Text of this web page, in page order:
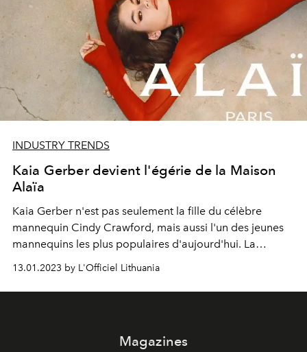
INDUSTRY TRENDS
Kaia Gerber devient l'égérie de la Maison
Alaïa
Kaia Gerber n'est pas seulement la fille du célèbre
mannequin Cindy Crawford, mais aussi l'un des jeunes
mannequins les plus populaires d'aujourd'hui. La
dernière apparition remarquée de la jeune fille est une
campagne printanière pour la Maison Alaïa.
13.01.2023 by L'Officiel Lithuania
Magazines